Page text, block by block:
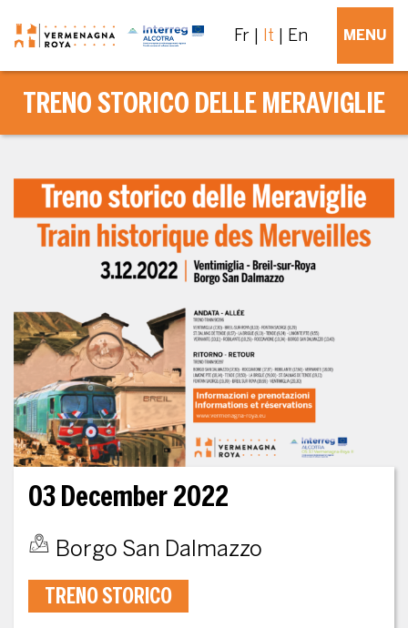
Fr It En MENU
TRENO STORICO DELLE MERAVIGLIE
03 December 2022
Borgo San Dalmazzo
TRENO STORICO